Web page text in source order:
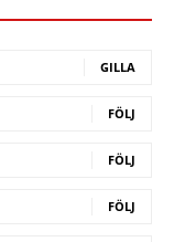
GILLA
FÖLJ
FÖLJ
FÖLJ